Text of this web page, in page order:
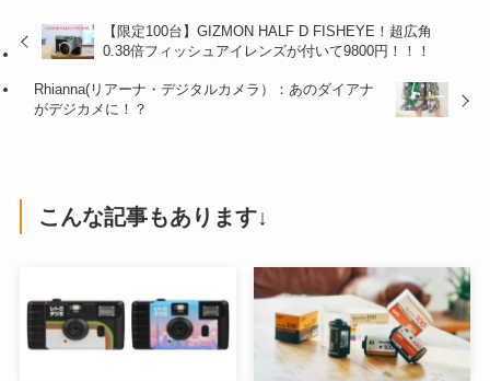
【限定100台】GIZMON HALF D FISHEYE！超広角
0.38倍フィッシュアイレンズが付いて9800円！！！
Rhianna(リアーナ・デジタルカメラ）：あのダイアナ
がデジカメに！？
こんな記事もあります↓